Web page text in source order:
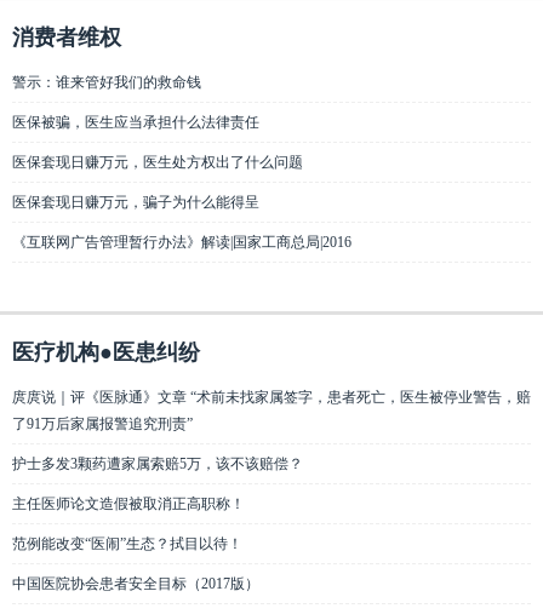
消费者维权
警示：谁来管好我们的救命钱
医保被骗，医生应当承担什么法律责任
医保套现日赚万元，医生处方权出了什么问题
医保套现日赚万元，骗子为什么能得呈
《互联网广告管理暂行办法》解读|国家工商总局|2016
医疗机构●医患纠纷
庹庹说｜评《医脉通》文章 “术前未找家属签字，患者死亡，医生被停业警告，赔
了91万后家属报警追究刑责”
护士多发3颗药遭家属索赔5万，该不该赔偿？
主任医师论文造假被取消正高职称！
范例能改变“医闹”生态？拭目以待！
中国医院协会患者安全目标（2017版）